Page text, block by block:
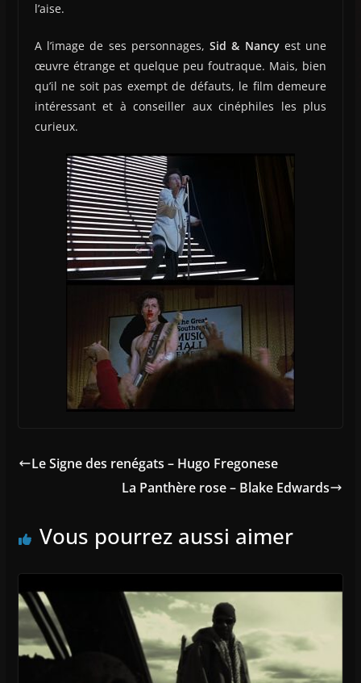
l’aise.
A l’image de ses personnages,Sid & Nancyest une
œuvre étrange et quelque peu foutraque. Mais, bien
qu’il ne soit pas exempt de défauts, le film demeure
intéressant et à conseiller aux cinéphiles les plus
curieux.
Le Signe des renégats – Hugo Fregonese
La Panthère rose – Blake Edwards
Vous pourrez aussi aimer